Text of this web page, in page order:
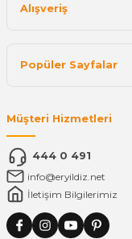
Alışveriş
Popüler Sayfalar
Müşteri Hizmetleri
444 0 491
info@eryildiz.net
İletişim Bilgilerimiz